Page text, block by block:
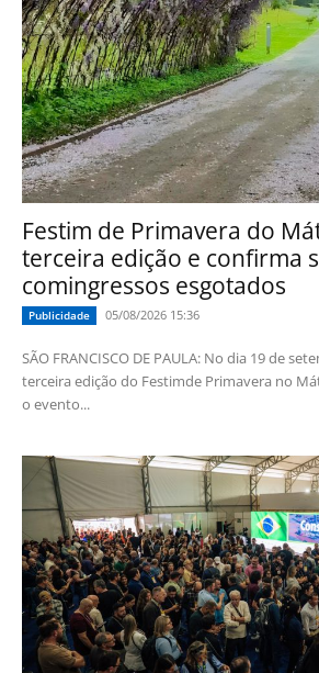
Festim de Primavera do
terceira edição e confirma
comingressos esgotados
Publicidade 05/08/2026 15:36
SÃO FRANCISCO DE PAULA: No dia 19 de
terceira edição do Festimde Primavera no
o evento...